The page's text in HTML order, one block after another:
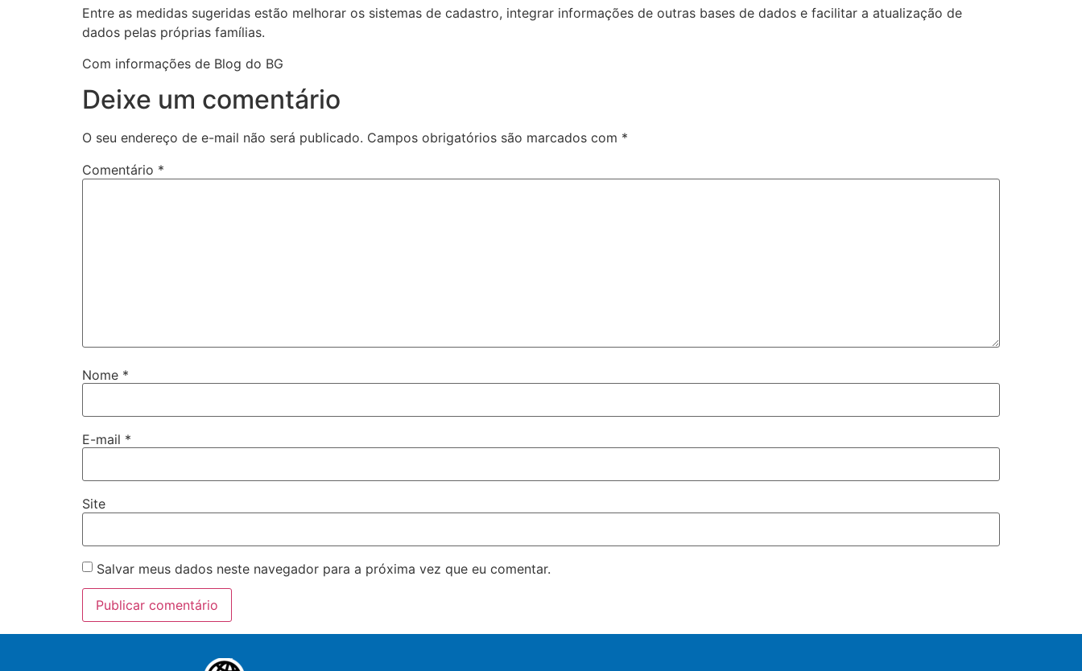
Entre as medidas sugeridas estão melhorar os sistemas de cadastro, integrar informações de outras bases de dados e facilitar a atualização de
dados pelas próprias famílias.
Com informações de Blog do BG
Deixe um comentário
O seu endereço de e-mail não será publicado. Campos obrigatórios são marcados com *
Comentário *
Nome *
E-mail *
Site
Salvar meus dados neste navegador para a próxima vez que eu comentar.